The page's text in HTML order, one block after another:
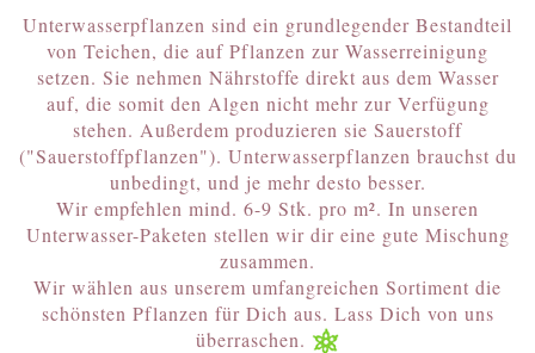
Unterwasserpflanzen sind ein grundlegender Bestandteil
von Teichen, die auf Pflanzen zur Wasserreinigung
setzen. Sie nehmen Nährstoffe direkt aus dem Wasser
auf, die somit den Algen nicht mehr zur Verfügung
stehen. Außerdem produzieren sie Sauerstoff
("Sauerstoffpflanzen"). Unterwasserpflanzen brauchst du
unbedingt, und je mehr desto besser.
Wir empfehlen mind. 6-9 Stk. pro m². In unseren
Unterwasser-Paketen stellen wir dir eine gute Mischung
zusammen.
Wir wählen aus unserem umfangreichen Sortiment die
schönsten Pflanzen für Dich aus. Lass Dich von uns
überraschen.